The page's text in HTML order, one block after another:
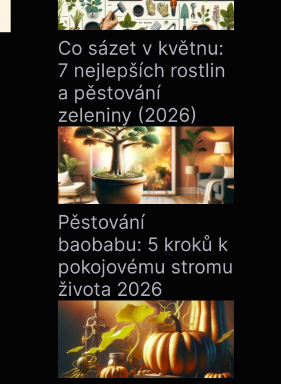
Co sázet v květnu:
7 nejlepších rostlin
a pěstování
zeleniny (2026)
Pěstování
baobabu: 5 kroků k
pokojovému stromu
života 2026